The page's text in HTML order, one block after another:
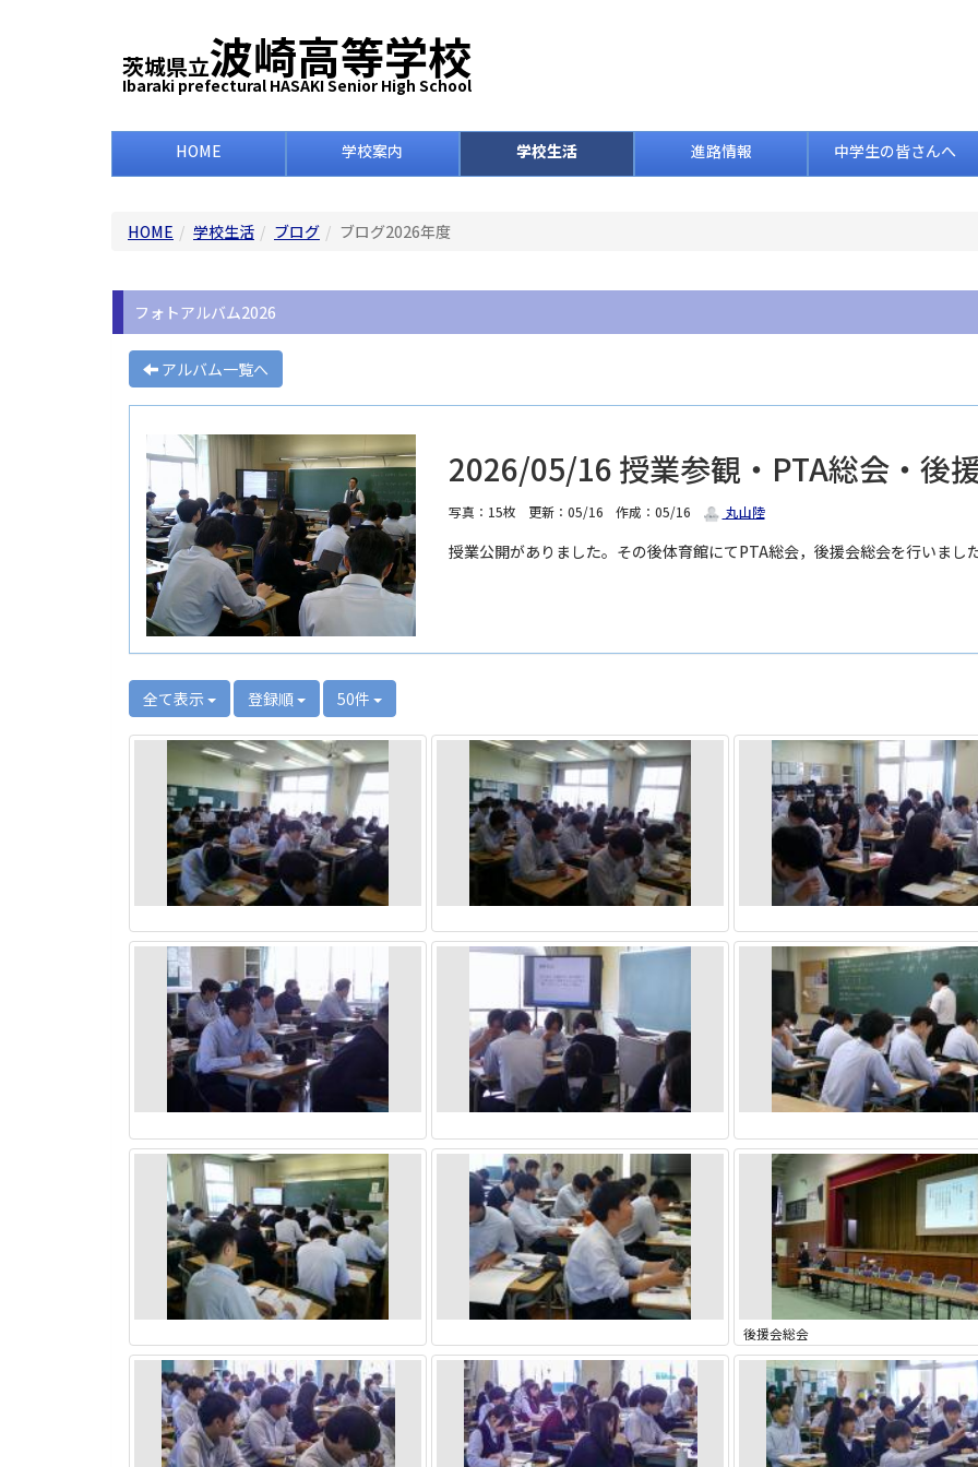
茨城県立波崎高等学校
Ibaraki prefectural HASAKI Senior High School
HOME 学校案内 学校生活 進路情報 中学生の皆さんへ
HOME 学校生活 ブログ ブログ2026年度
フォトアルバム2026
アルバム一覧へ
2026/05/16 授業参観・PTA総会・後
写真：15枚 更新：05/16 作成：05/16 丸山陸
授業公開がありました。その後体育館にてPTA総会，後援会総会を行いまし
全て表示 登録順 50件
後援会総会